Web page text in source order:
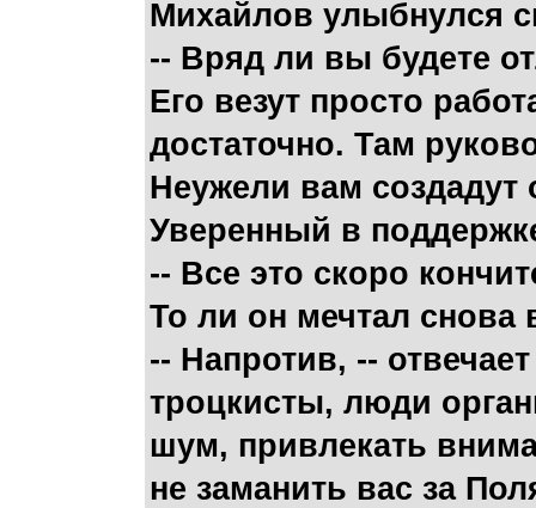
Михайлов улыбнулся
-- Вряд ли вы будете
Его везут просто
достаточно. Там
Неужели вам
Уверенный в
-- Все это скоро
То ли он мечтал снова
-- Напротив, --
троцкисты, люди
шум, привлекать
не заманить вас за